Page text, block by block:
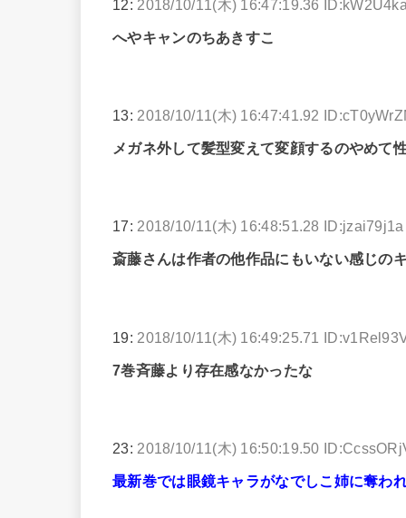
12: 2018/10/11(木) 16:47:19.36
へやキャンのちあきすこ
13: 2018/10/11(木) 16:47:41.92
メガネ外して髪型変えて変顔するのやめて
17: 2018/10/11(木) 16:48:51.28 ID:jzai79j1a
斎藤さんは作者の他作品にもいない感じの
19: 2018/10/11(木) 16:49:25.71
7巻斉藤より存在感なかったな
23: 2018/10/11(木) 16:50:19.50
最新巻では眼鏡キャラがなでしこ姉に奪わ